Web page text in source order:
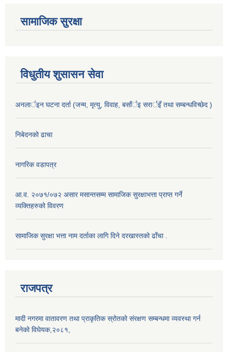
सामाजिक सुरक्षा
विधुतीय शुसासन सेवा
अनलार्इन घटना दर्ता (जन्म, मृत्यु, विवाह, बसाँर्इ सरार्इँ तथा सम्बन्धविच्छेद )
निबेदनको ढाचा
नागरिक वडापत्र
आ.व. २०७१/०७२ असार मसान्तसम्म सामाजिक सुरक्षाभत्ता प्राप्त गर्ने
व्यक्तिहरुको विवरण
सामाजिक सुरक्षा भत्ता नाम दर्ताका लागि दिने दरखास्तको ढाँचा .
राजपत्र
मादी नगरमा वातावरण तथा प्राकृतिक स्रोतको संरक्षण सम्बन्धमा व्यवस्था गर्न
बनेको विघेयक,२०८१,